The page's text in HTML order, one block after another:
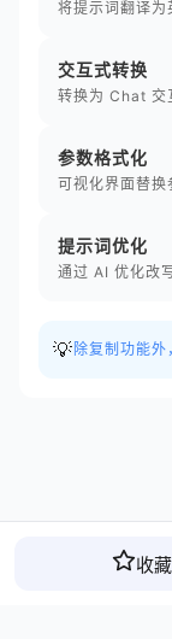
将提示词翻译为
交互式转换
转换为 Chat 交
参数格式化
可视化界面替换
提示词优化
通过 AI 优化改
💡 除复制功能
收藏